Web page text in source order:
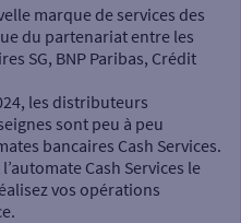
marque de services des
du partenariat entre les
SG, BNP Paribas, Crédit
les distributeurs
sont peu à peu
bancaires Cash Services.
Cash Services le
vos opérations